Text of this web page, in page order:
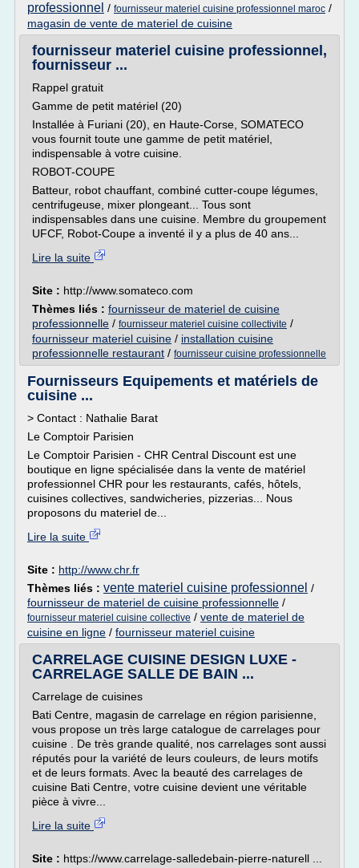
professionnel / fournisseur materiel cuisine professionnel maroc /
magasin de vente de materiel de cuisine
fournisseur materiel cuisine professionnel,
fournisseur ...
Rappel gratuit
Gamme de petit matériel (20)
Installée à Furiani (20), en Haute-Corse, SOMATECO
vous fournit toute une gamme de petit matériel,
indispensable à votre cuisine.
ROBOT-COUPE
Batteur, robot chauffant, combiné cutter-coupe légumes,
centrifugeuse, mixer plongeant... Tous sont
indispensables dans une cuisine. Membre du groupement
UFCF, Robot-Coupe a inventé il y a plus de 40 ans...
Lire la suite
Site : http://www.somateco.com
Thèmes liés : fournisseur de materiel de cuisine
professionnelle / fournisseur materiel cuisine collectivite /
fournisseur materiel cuisine / installation cuisine
professionnelle restaurant / fournisseur cuisine professionnelle
Fournisseurs Equipements et matériels de
cuisine ...
> Contact : Nathalie Barat
Le Comptoir Parisien
Le Comptoir Parisien - CHR Central Discount est une
boutique en ligne spécialisée dans la vente de matériel
professionnel CHR pour les restaurants, cafés, hôtels,
cuisines collectives, sandwicheries, pizzerias... Nous
proposons du materiel de...
Lire la suite
Site : http://www.chr.fr
Thèmes liés : vente materiel cuisine professionnel /
fournisseur de materiel de cuisine professionnelle /
fournisseur materiel cuisine collective / vente de materiel de
cuisine en ligne / fournisseur materiel cuisine
CARRELAGE CUISINE DESIGN LUXE -
CARRELAGE SALLE DE BAIN ...
Carrelage de cuisines
Bati Centre, magasin de carrelage en région parisienne,
vous propose un très large catalogue de carrelages pour
cuisine . De très grande qualité, nos carrelages sont aussi
réputés pour la variété de leurs couleurs, de leurs motifs
et de leurs formats. Avec la beauté des carrelages de
cuisine Bati Centre, votre cuisine devient une véritable
pièce à vivre...
Lire la suite
Site : https://www.carrelage-salledebain-pierre-naturell ...